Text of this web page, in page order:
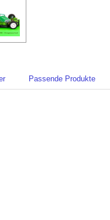
Passende Produkte